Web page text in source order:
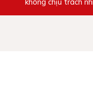
không chịu trách